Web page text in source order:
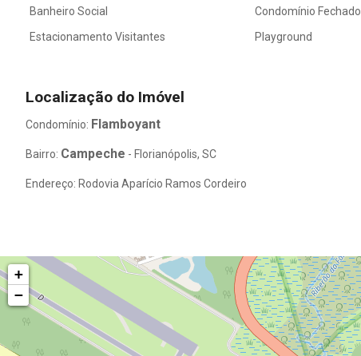
Banheiro Social Condomínio Fechado
Estacionamento Visitantes
Playground
Localização do Imóvel
Condomínio: Flamboyant
Bairro: Campeche - Florianópolis, SC
Endereço: Rodovia Aparício Ramos Cordeiro
+
−